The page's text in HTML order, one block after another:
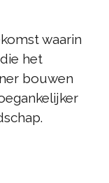
waarin
het
bouwen